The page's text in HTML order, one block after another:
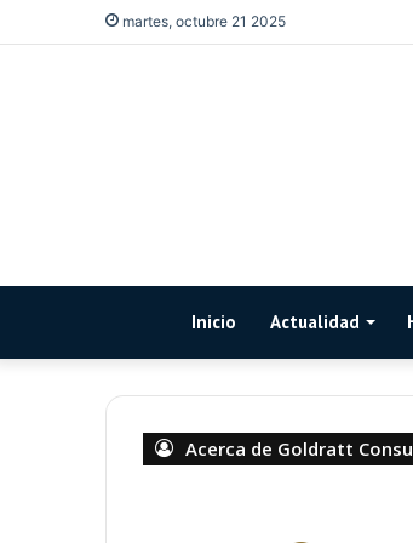
martes, octubre 21 2025
Inicio Actualidad
Acerca de Goldratt